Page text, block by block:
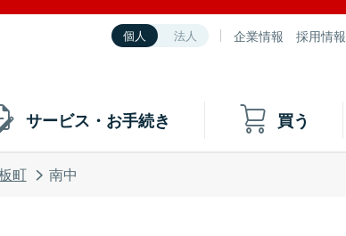
個人 法人 企業情報 採用情報
サービス・お手続き 買う
町 南中